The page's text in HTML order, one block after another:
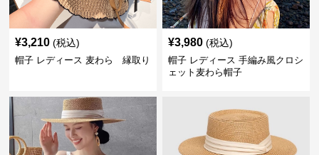
¥3,210 (税込)
帽子 レディース 麦わら 縁取り
¥3,980 (税込)
帽子 レディース 手編み風クロシ
ェット麦わら帽子